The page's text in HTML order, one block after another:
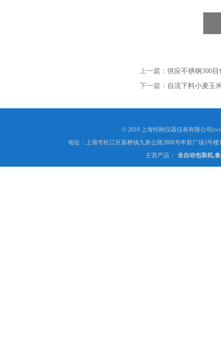
上一篇： 供应不锈钢300
下一篇： 自流下料小麦玉
© 2019 上海恒刚仪器仪表有限公司
地址：上海市松江区新桥镇九新公路2888号申新广场5号楼
主营产品：
全自动包装机,